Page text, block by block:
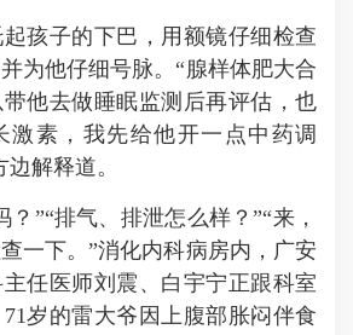
子的下巴，用额镜仔细检查
为他仔细号脉。“腺样体肥大合
他去做睡眠监测后再评估，也
激素，我先给他开一点中药调
解释道。
”“排气、排泄怎么样？”“来，
一下。”消化内科病房内，广安
任医师刘震、白宇宁正跟科室
岁的雷大爷因上腹部胀闷伴食